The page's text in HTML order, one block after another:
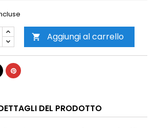
 Aggiungi al carrello
DEL PRODOTTO